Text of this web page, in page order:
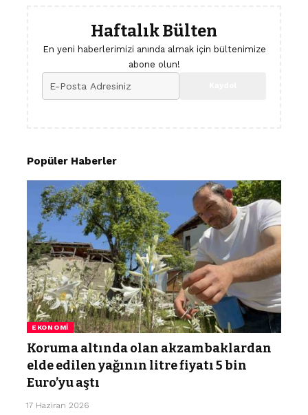
Haftalık Bülten
En yeni haberlerimizi anında almak için bültenimize
abone olun!
Popüler Haberler
EKONOMI
Koruma altında olan akzambaklardan
elde edilen yağının litre fiyatı 5 bin
Euro’yu aştı
17 Haziran 2026